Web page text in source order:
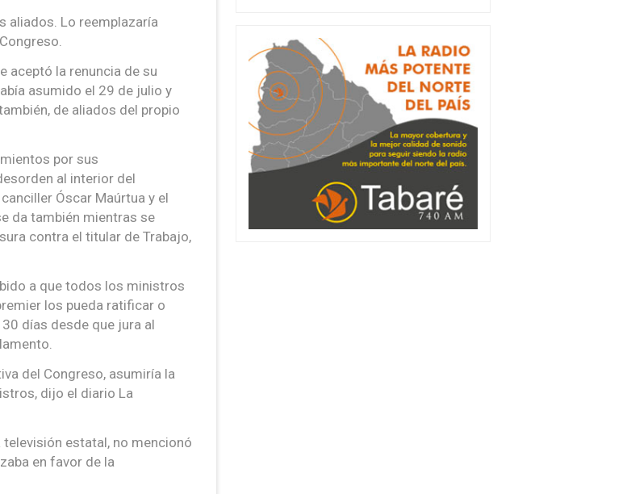
aliados. Lo reemplazaría
aceptó la renuncia de su
asumido el 29 de julio y
de aliados del propio
por sus
al interior del
Óscar Maúrtua y el
da también mientras se
contra el titular de Trabajo,
a que todos los ministros
los pueda ratificar o
días desde que jura al
del Congreso, asumiría la
dijo el diario La
estatal, no mencionó
en favor de la